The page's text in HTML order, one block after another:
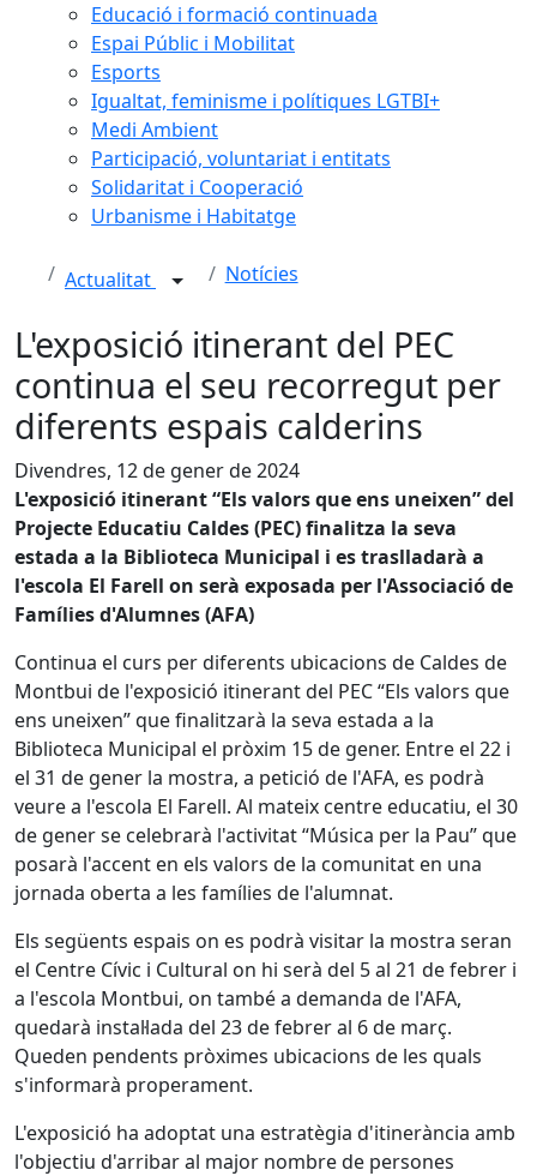
Educació i formació continuada
Espai Públic i Mobilitat
Esports
Igualtat, feminisme i polítiques LGTBI+
Medi Ambient
Participació, voluntariat i entitats
Solidaritat i Cooperació
Urbanisme i Habitatge
Actualitat Notícies
L'exposició itinerant del PEC
continua el seu recorregut per
diferents espais calderins
Divendres, 12 de gener de 2024
L'exposició itinerant “Els valors que ens uneixen” del
Projecte Educatiu Caldes (PEC) finalitza la seva
estada a la Biblioteca Municipal i es traslladarà a
l'escola El Farell on serà exposada per l'Associació de
Famílies d'Alumnes (AFA)
Continua el curs per diferents ubicacions de Caldes de
Montbui de l'exposició itinerant del PEC “Els valors que
ens uneixen” que finalitzarà la seva estada a la
Biblioteca Municipal el pròxim 15 de gener. Entre el 22 i
el 31 de gener la mostra, a petició de l'AFA, es podrà
veure a l'escola El Farell. Al mateix centre educatiu, el 30
de gener se celebrarà l'activitat “Música per la Pau” que
posarà l'accent en els valors de la comunitat en una
jornada oberta a les famílies de l'alumnat.
Els següents espais on es podrà visitar la mostra seran
el Centre Cívic i Cultural on hi serà del 5 al 21 de febrer i
a l'escola Montbui, on també a demanda de l'AFA,
quedarà instal·lada del 23 de febrer al 6 de març.
Queden pendents pròximes ubicacions de les quals
s'informarà properament.
L'exposició ha adoptat una estratègia d'itinerància amb
l'objectiu d'arribar al major nombre de persones